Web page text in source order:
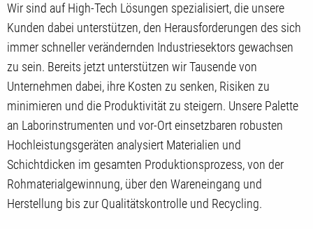
Wir sind auf High-Tech Lösungen spezialisiert, die unsere
Kunden dabei unterstützen, den Herausforderungen des sich
immer schneller verändernden Industriesektors gewachsen
zu sein. Bereits jetzt unterstützen wir Tausende von
Unternehmen dabei, ihre Kosten zu senken, Risiken zu
minimieren und die Produktivität zu steigern. Unsere Palette
an Laborinstrumenten und vor-Ort einsetzbaren robusten
Hochleistungsgeräten analysiert Materialien und
Schichtdicken im gesamten Produktionsprozess, von der
Rohmaterialgewinnung, über den Wareneingang und
Herstellung bis zur Qualitätskontrolle und Recycling.